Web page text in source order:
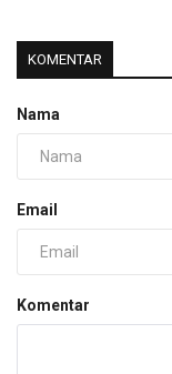
KOMENTAR
Nama
Email
Komentar